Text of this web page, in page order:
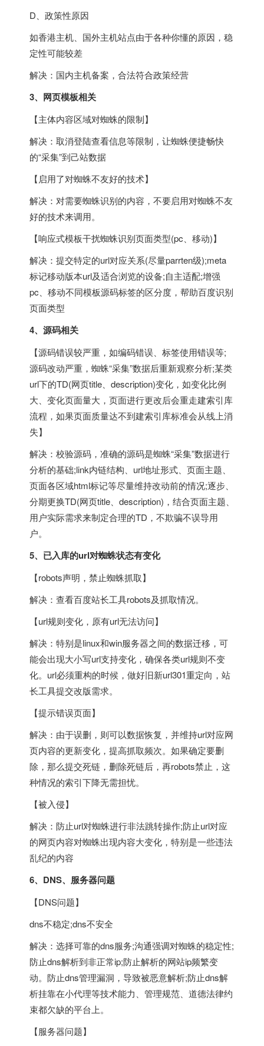
D、政策性原因
如香港主机、国外主机站点由于各种你懂的原因，稳
定性可能较差
解决：国内主机备案，合法符合政策经营
3、网页模板相关
【主体内容区域对蜘蛛的限制】
解决：取消登陆查看信息等限制，让蜘蛛便捷畅快
的“采集”到己站数据
【启用了对蜘蛛不友好的技术】
解决：对需要蜘蛛识别的内容，不要启用对蜘蛛不友
好的技术来调用。
【响应式模板干扰蜘蛛识别页面类型(pc、移动)】
解决：提交特定的url对应关系(尽量parrten级);meta
标记移动版本url及适合浏览的设备;自主适配;增强
pc、移动不同模板源码标签的区分度，帮助百度识别
页面类型
4、源码相关
【源码错误较严重，如编码错误、标签使用错误等;
源码改动严重，蜘蛛“采集”数据后重新观察分析;某类
url下的TD(网页title、description)变化，如变化比例
大、变化页面量大，页面进行更改后会重走建索引库
流程，如果页面质量达不到建索引库标准会从线上消
失】
解决：校验源码，准确的源码是蜘蛛“采集”数据进行
分析的基础;link内链结构、url地址形式、页面主题、
页面各区域html标记等尽量维持改动前的情况;逐步、
分期更换TD(网页title、description)，结合页面主题、
用户实际需求来制定合理的TD，不欺骗不误导用
户。
5、已入库的url对蜘蛛状态有变化
【robots声明，禁止蜘蛛抓取】
解决：查看百度站长工具robots及抓取情况。
【url规则变化，原有url无法访问】
解决：特别是linux和win服务器之间的数据迁移，可
能会出现大小写url支持变化，确保各类url规则不变
化。url必须重构的时候，做好旧新url301重定向，站
长工具提交改版需求。
【提示错误页面】
解决：由于误删，则可以数据恢复，并维持url对应网
页内容的更新变化，提高抓取频次。如果确定要删
除，那么提交死链，删除死链后，再robots禁止，这
种情况的索引下降无需担忧。
【被入侵】
解决：防止url对蜘蛛进行非法跳转操作;防止url对应
的网页内容对蜘蛛出现内容大变化，特别是一些违法
乱纪的内容
6、DNS、服务器问题
【DNS问题】
dns不稳定;dns不安全
解决：选择可靠的dns服务;沟通强调对蜘蛛的稳定性;
防止dns解析到非正常ip;防止解析的网站ip频繁变
动。防止dns管理漏洞，导致被恶意解析;防止dns解
析挂靠在小代理等技术能力、管理规范、道德法律约
束都欠缺的平台上。
【服务器问题】